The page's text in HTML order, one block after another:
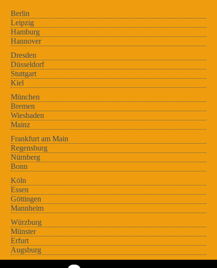
Berlin
Leipzig
Hamburg
Hannover
Dresden
Düsseldorf
Stuttgart
Kiel
München
Bremen
Wiesbaden
Mainz
Frankfurt am Main
Regensburg
Nürnberg
Bonn
Köln
Essen
Göttingen
Mannheim
Würzburg
Münster
Erfurt
Augsburg